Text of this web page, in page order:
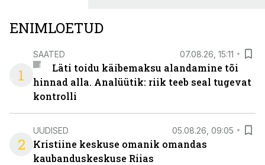
ENIMLOETUD
1
SAATED 07.08.26, 15:11
Läti toidu käibemaksu alandamine tõi
hinnad alla. Analüütik: riik teeb seal tugevat
kontrolli
2
UUDISED 05.08.26, 09:05
Kristiine keskuse omanik omandas
kaubanduskeskuse Riias